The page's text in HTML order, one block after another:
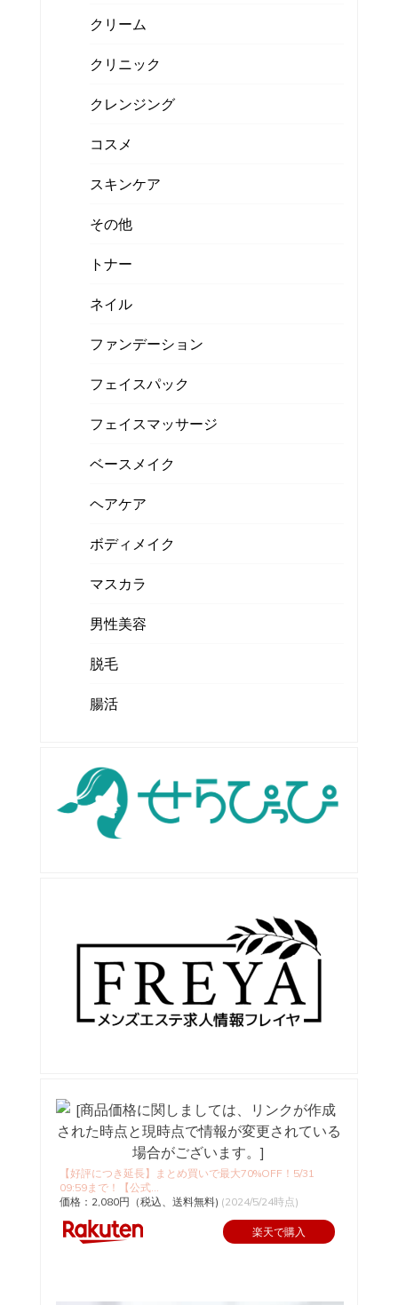
クリーム
クリニック
クレンジング
コスメ
スキンケア
その他
トナー
ネイル
ファンデーション
フェイスパック
フェイスマッサージ
ベースメイク
ヘアケア
ボディメイク
マスカラ
男性美容
脱毛
腸活
【好評につき延長】まとめ買いで最大70%OFF！5/31
09:59まで！【公式...
価格：2,080円（税込、送料無料) (2024/5/24時点)
楽天で購入